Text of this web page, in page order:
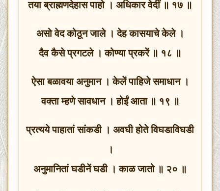
तया ब्राह्मणदेहास पाहो । अधिकार वेदीं ॥ १७ ॥
असो वेद कोठून जाले । देह कासयाचे केले ।
दैव कैसे प्रगटले । कोण्या प्रकरें ॥ १८ ॥
ऐसा बळावया अनुमान । केलें पाहिजे समाधान ।
वक्ता म्हणे सावधान । होईं आता ॥ १९ ॥
प्रत्यये पाहातां सांकडी । अवघी होते विघडाविघडी
।
अनुमानितां घडीनें घडी । काळ जातो ॥ २० ॥